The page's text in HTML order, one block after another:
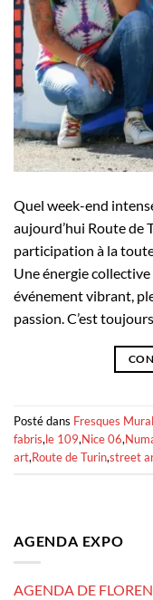
Quel week-end
aujourd’hui Route de
participation à la
Une énergie collective
événement vibrant,
passion. C’est
Posté dans Fresques
fabris,le 109,Nice 06,
art,Route de Turin,street
AGENDA EXPO
AGENDA DE